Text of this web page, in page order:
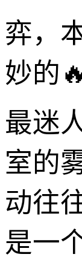
弈，
妙的
最迷
室的
动往
是一